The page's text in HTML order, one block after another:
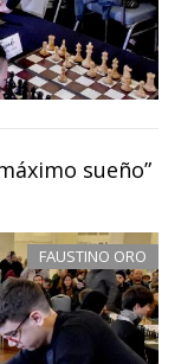
sueño”
FAUSTINO ORO